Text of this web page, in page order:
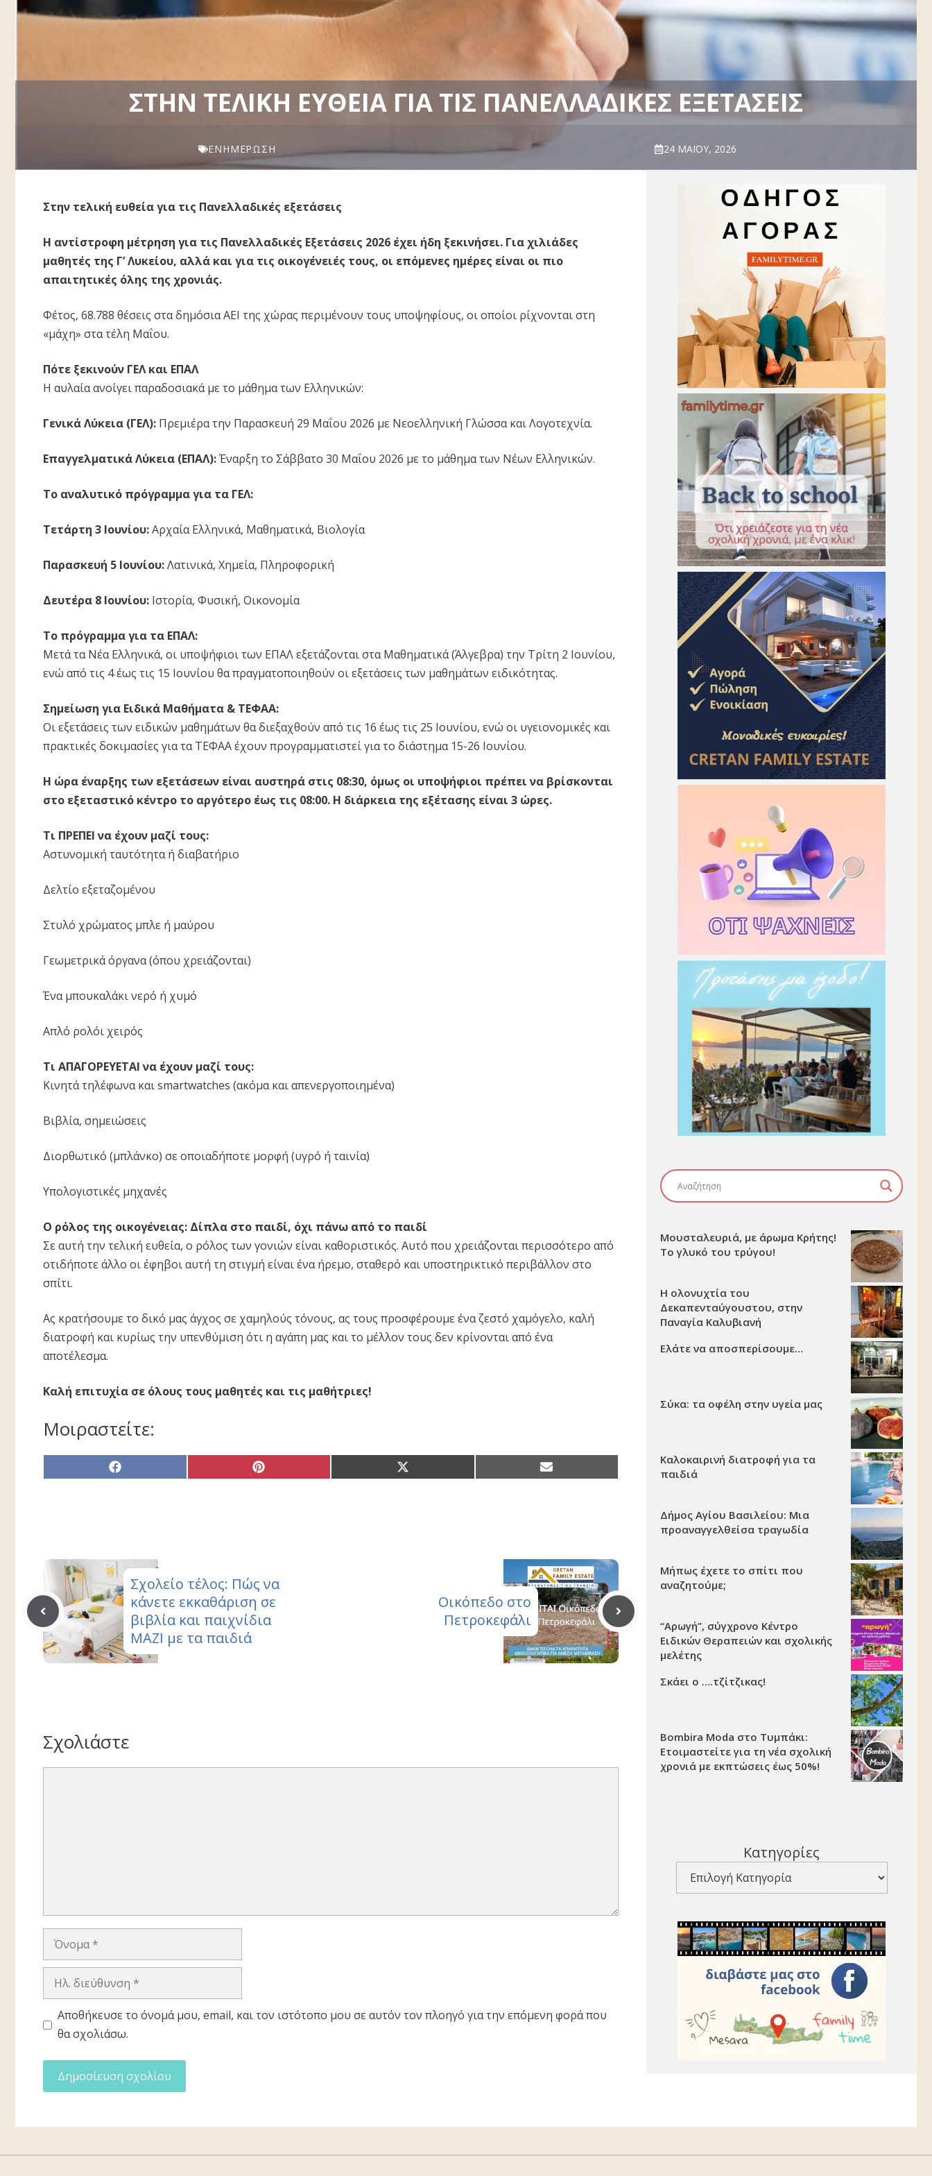
ΣΤΗΝ ΤΕΛΙΚΉ ΕΥΘΕΊΑ ΓΙΑ ΤΙΣ ΠΑΝΕΛΛΑΔΙΚΈΣ ΕΞΕΤΆΣΕΙΣ
ΕΝΗΜΈΡΩΣΗ 24 ΜΑΪ́ΟΥ, 2026
Στην τελική ευθεία για τις Πανελλαδικές εξετάσεις
Η αντίστροφη μέτρηση για τις Πανελλαδικές Εξετάσεις 2026 έχει ήδη ξεκινήσει. Για χιλιάδες
μαθητές της Γ’ Λυκείου, αλλά και για τις οικογένειές τους, οι επόμενες ημέρες είναι οι πιο
απαιτητικές όλης της χρονιάς.
Φέτος, 68.788 θέσεις στα δημόσια ΑΕΙ της χώρας περιμένουν τους υποψηφίους, οι οποίοι ρίχνονται στη
«μάχη» στα τέλη Μαΐου.
Πότε ξεκινούν ΓΕΛ και ΕΠΑΛ
Η αυλαία ανοίγει παραδοσιακά με το μάθημα των Ελληνικών:
Γενικά Λύκεια (ΓΕΛ): Πρεμιέρα την Παρασκευή 29 Μαΐου 2026 με Νεοελληνική Γλώσσα και Λογοτεχνία.
Επαγγελματικά Λύκεια (ΕΠΑΛ):Έναρξη το Σάββατο 30 Μαΐου 2026 με το μάθημα των Νέων Ελληνικών.
Το αναλυτικό πρόγραμμα για τα ΓΕΛ:
Τετάρτη 3 Ιουνίου:Αρχαία Ελληνικά, Μαθηματικά, Βιολογία
Παρασκευή 5 Ιουνίου:Λατινικά, Χημεία, Πληροφορική
Δευτέρα 8 Ιουνίου: Ιστορία, Φυσική, Οικονομία
Το πρόγραμμα για τα ΕΠΑΛ:
Μετά τα Νέα Ελληνικά, οι υποψήφιοι των ΕΠΑΛ εξετάζονται στα Μαθηματικά (Άλγεβρα) την Τρίτη 2 Ιουνίου,
ενώ από τις 4 έως τις 15 Ιουνίου θα πραγματοποιηθούν οι εξετάσεις των μαθημάτων ειδικότητας.
Σημείωση για Ειδικά Μαθήματα & ΤΕΦΑΑ:
Οι εξετάσεις των ειδικών μαθημάτων θα διεξαχθούν από τις 16 έως τις 25 Ιουνίου, ενώ οι υγειονομικές και
πρακτικές δοκιμασίες για τα ΤΕΦΑΑ έχουν προγραμματιστεί για το διάστημα 15-26 Ιουνίου.
Η ώρα έναρξης των εξετάσεων είναι αυστηρά στις 08:30, όμως οι υποψήφιοι πρέπει να βρίσκονται
στο εξεταστικό κέντρο το αργότερο έως τις 08:00. Η διάρκεια της εξέτασης είναι 3 ώρες.
Τι ΠΡΕΠΕΙ να έχουν μαζί τους:
Αστυνομική ταυτότητα ή διαβατήριο
Δελτίο εξεταζομένου
Στυλό χρώματος μπλε ή μαύρου
Γεωμετρικά όργανα (όπου χρειάζονται)
Ένα μπουκαλάκι νερό ή χυμό
Απλό ρολόι χειρός
Τι ΑΠΑΓΟΡΕΥΕΤΑΙ να έχουν μαζί τους:
Κινητά τηλέφωνα και smartwatches (ακόμα και απενεργοποιημένα)
Βιβλία, σημειώσεις
Διορθωτικό (μπλάνκο) σε οποιαδήποτε μορφή (υγρό ή ταινία)
Υπολογιστικές μηχανές
Ο ρόλος της οικογένειας: Δίπλα στο παιδί, όχι πάνω από το παιδί
Σε αυτή την τελική ευθεία, ο ρόλος των γονιών είναι καθοριστικός. Αυτό που χρειάζονται περισσότερο από
οτιδήποτε άλλο οι έφηβοι αυτή τη στιγμή είναι ένα ήρεμο, σταθερό και υποστηρικτικό περιβάλλον στο
σπίτι.
Ας κρατήσουμε το δικό μας άγχος σε χαμηλούς τόνους, ας τους προσφέρουμε ένα ζεστό χαμόγελο, καλή
διατροφή και κυρίως την υπενθύμιση ότι η αγάπη μας και το μέλλον τους δεν κρίνονται από ένα
αποτέλεσμα.
Καλή επιτυχία σε όλους τους μαθητές και τις μαθήτριες!
Μοιραστείτε:
Share
on
Share
on
Share
on
Share
on
Σχολείο τέλος: Πώς να
κάνετε εκκαθάριση σε
βιβλία και παιχνίδια
ΜΑΖΙ με τα παιδιά
Οικόπεδο στο
Πετροκεφάλι
Σχολιάστε
Όνομα
Ηλ.
Αποθήκευσε το όνομά μου, email, και τον ιστότοπο μου σε αυτόν τον πλοηγό για την επόμενη φορά που
θα σχολιάσω.
Μουσταλευριά, με άρωμα Κρήτης!
Το γλυκό του τρύγου!
Η ολονυχτία του
Δεκαπενταύγουστου, στην
Παναγία Καλυβιανή
Ελάτε να αποσπερίσουμε…
Σύκα: τα οφέλη στην υγεία μας
Καλοκαιρινή διατροφή για τα
παιδιά
Δήμος Αγίου Βασιλείου: Μια
προαναγγελθείσα τραγωδία
Μήπως έχετε το σπίτι που
αναζητούμε;
“Αρωγή”, σύγχρονο Κέντρο
Ειδικών Θεραπειών και σχολικής
μελέτης
Σκάει ο ….τζίτζικας!
Bombira Moda στο Τυμπάκι:
Ετοιμαστείτε για τη νέα σχολική
χρονιά με εκπτώσεις έως 50%!
Κατηγορίες